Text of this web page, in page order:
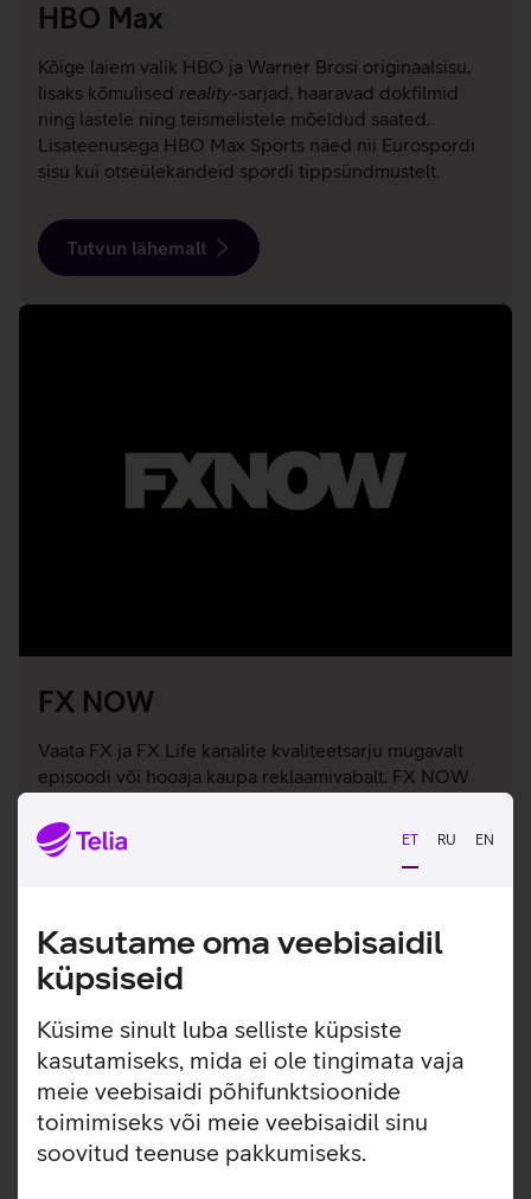
ET RU EN
Kasutame oma veebisaidil
küpsiseid
Küsime sinult luba selliste küpsiste
kasutamiseks, mida ei ole tingimata vaja
meie veebisaidi põhifunktsioonide
toimimiseks või meie veebisaidil sinu
soovitud teenuse pakkumiseks.
HBO Max
Kõige laiem valik HBO ja Warner Brosi originaalsisu,
lisaks kõmulised reality-sarjad, haaravad dokfilmid
ning lastele ning teismelistele mõeldud saated.
Lisateenusega HBO Max Sports näed nii Eurospordi
sisu kui otseülekandeid spordi tippsündmustelt.
Tutvun lähemalt
FX NOW
Vaata FX ja FX Life kanalite kvaliteetsarju mugavalt
episoodi või hooaja kaupa reklaamivabalt. FX NOW
Stream) lisatasuta.